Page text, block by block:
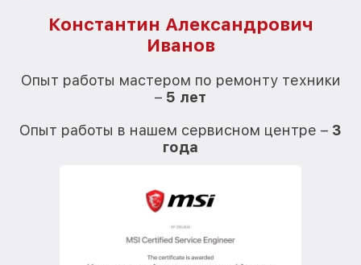
Константин Александрович
Иванов
Опыт работы мастером по ремонту техники
– 5 лет
Опыт работы в нашем сервисном центре – 3
года